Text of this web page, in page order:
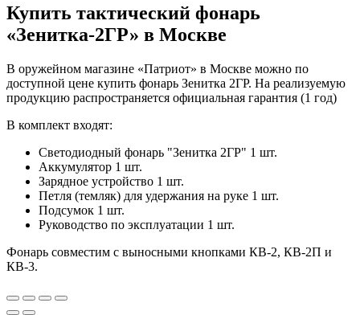
Купить тактический фонарь
«Зенитка-2ГР» в Москве
В оружейном магазине «Патриот» в Москве можно по
доступной цене купить фонарь Зенитка 2ГР. На реализуемую
продукцию распространяется официальная гарантия (1 год)
В комплект входят:
Светодиодный фонарь "Зенитка 2ГР" 1 шт.
Аккумулятор 1 шт.
Зарядное устройство 1 шт.
Петля (темляк) для удержания на руке 1 шт.
Подсумок 1 шт.
Руководство по эксплуатации 1 шт.
Фонарь совместим с выносными кнопками КВ-2, КВ-2П и
КВ-3.